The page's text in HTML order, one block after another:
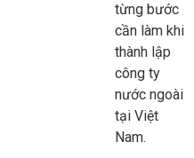
từng bước
cần làm khi
thành lập
công ty
nước ngoài
tại Việt
Nam.